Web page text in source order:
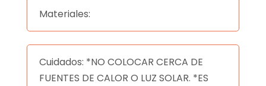
Materiales:
Cuidados: *NO COLOCAR CERCA DE
FUENTES DE CALOR O LUZ SOLAR. *ES